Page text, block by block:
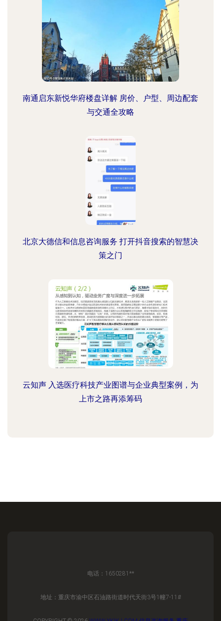
南通启东新悦华府楼盘详解 房价、户型、周边配套
与交通全攻略
北京大德信和信息咨询服务 打开抖音搜索的智慧决
策之门
云知声 入选医疗科技产业图谱与企业典型案例，为
上市之路再添筹码
电话：1650281**
地址：重庆市渝中区石油路街道时代天街3号1幢7-11#